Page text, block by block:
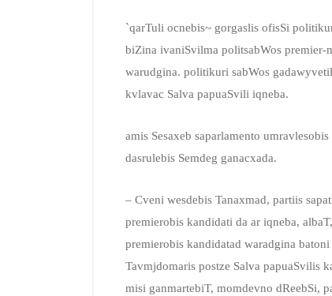
`qarTuli ocnebis~ gorgaslis ofisSi
biZina ivaniSvilma politsabWos
warudgina. politikuri sabWos
kvlavac Salva papuaSvili iqneba.
amis Sesaxeb saparlamento
dasrulebis Semdeg ganacxada.
– Cveni wesdebis Tanaxmad, partiis
premierobis kandidati da ar iqneba,
premierobis kandidatad waradgina
Tavmjdomaris postze Salva papuaSvilis
misi ganmartebiT, momdevno dReebSi,